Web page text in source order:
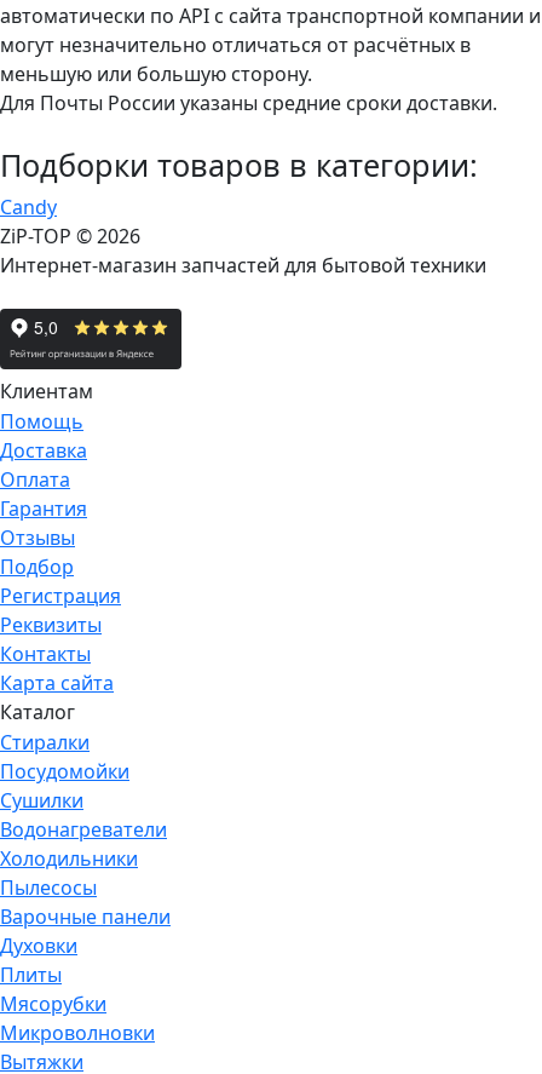
автоматически по API с сайта транспортной компании и
могут незначительно отличаться от расчётных в
меньшую или большую сторону.
Для Почты России указаны средние сроки доставки.
Подборки товаров в категории:
Candy
ZiP-TOP © 2026
Интернет-магазин запчастей для бытовой техники
Клиентам
Помощь
Доставка
Оплата
Гарантия
Отзывы
Подбор
Регистрация
Реквизиты
Контакты
Карта сайта
Каталог
Стиралки
Посудомойки
Сушилки
Водонагреватели
Холодильники
Пылесосы
Варочные панели
Духовки
Плиты
Мясорубки
Микроволновки
Вытяжки